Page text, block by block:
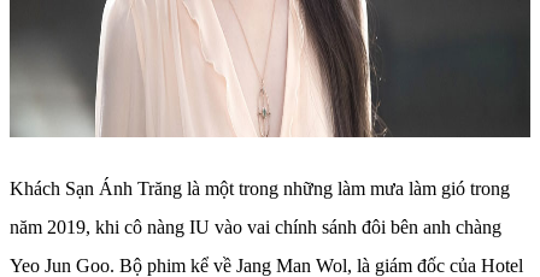
Khách Sạn Ánh Trăng là một trong những làm mưa làm gió trong
năm 2019, khi cô nàng IU vào vai chính sánh đôi bên anh chàng
Yeo Jun Goo. Bộ phim kể về Jang Man Wol, là giám đốc của Hotel